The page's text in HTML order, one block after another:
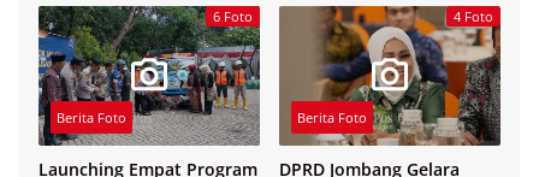
6 Foto
Berita Foto
Launching Empat Program
4 Foto
Berita Foto
DPRD Jombang Gelara